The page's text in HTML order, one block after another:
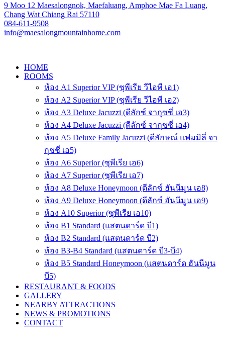
9 Moo 12 Maesalongnok, Maefaluang, Amphoe Mae Fa Luang,
Chang Wat Chiang Rai 57110
084-611-9508
info@maesalongmountainhome.com
HOME
ROOMS
ห้อง A1 Superior VIP (ซุพีเรีย วีไอพี เอ1)
ห้อง A2 Superior VIP (ซุพีเรีย วีไอพี เอ2)
ห้อง A3 Deluxe Jacuzzi (ดีลักซ์ จากุซซี่ เอ3)
ห้อง A4 Deluxe Jacuzzi (ดีลักซ์ จากุซซี่ เอ4)
ห้อง A5 Deluxe Family Jacuzzi (ดีลักษณ์ แฟมมิลี่ จา
กุชชี่ เอ5)
ห้อง A6 Superior (ซุพีเรีย เอ6)
ห้อง A7 Superior (ซุพีเรีย เอ7)
ห้อง A8 Deluxe Honeymoon (ดีลักซ์ ฮันนีมูน เอ8)
ห้อง A9 Deluxe Honeymoon (ดีลักซ์ ฮันนีมูน เอ9)
ห้อง A10 Superior (ซุพีเรีย เอ10)
ห้อง B1 Standard (แสตนดาร์ด บี1)
ห้อง B2 Standard (แสตนดาร์ด บี2)
ห้อง B3-B4 Standard (แสตนดาร์ด บี3-บี4)
ห้อง B5 Standard Honeymoon (แสตนดาร์ด ฮันนีมูน
บี5)
RESTAURANT & FOODS
GALLERY
NEARBY ATTRACTIONS
NEWS & PROMOTIONS
CONTACT